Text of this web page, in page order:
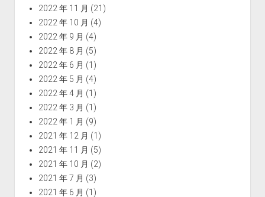
2022 年 11 月 (21)
2022 年 10 月 (4)
2022 年 9 月 (4)
2022 年 8 月 (5)
2022 年 6 月 (1)
2022 年 5 月 (4)
2022 年 4 月 (1)
2022 年 3 月 (1)
2022 年 1 月 (9)
2021 年 12 月 (1)
2021 年 11 月 (5)
2021 年 10 月 (2)
2021 年 7 月 (3)
2021 年 6 月 (1)